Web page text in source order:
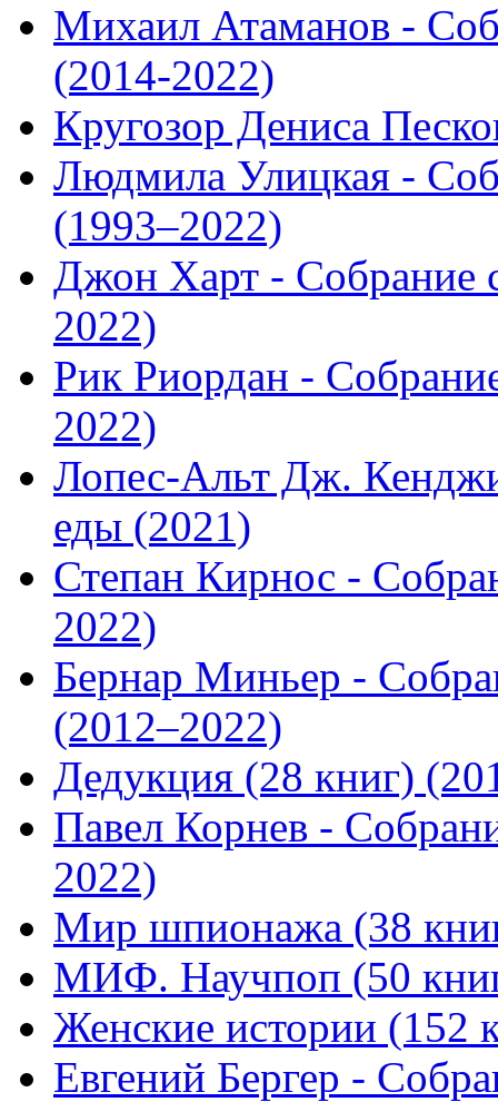
Михаил Атаманов -
(2014-2022)
Кругозор Дениса
Людмила Улицкая -
(1993–2022)
Джон Харт - Собрание
2022)
Рик Риордан -
2022)
Лопес-Альт Дж.
еды (2021)
Степан Кирнос -
2022)
Бернар Миньер -
(2012–2022)
Дедукция (28 книг)
Павел Корнев -
2022)
Мир шпионажа (38
МИФ. Научпоп (50
Женские истории (152
Евгений Бергер -